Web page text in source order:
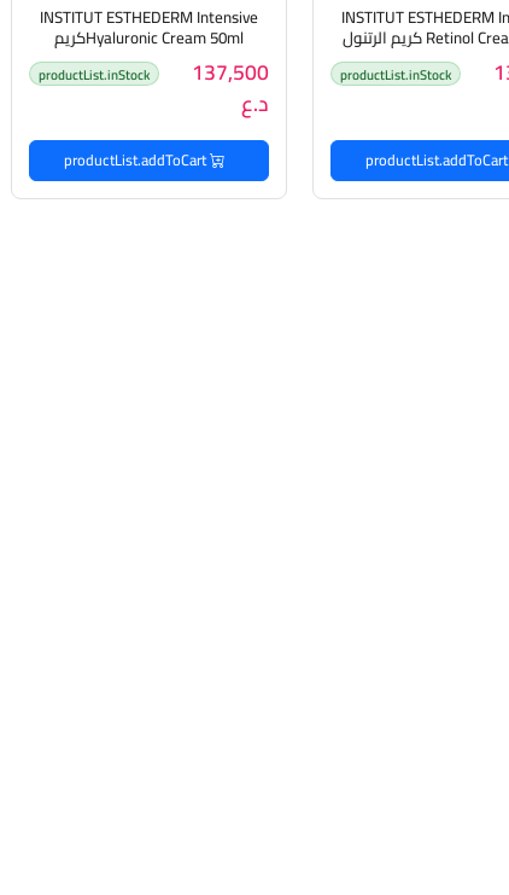
INSTITUT ESTHEDERM
Retinol Cream 50ml كريم الرتنول
المعالج للبشرة
productList.inStock
INSTITUT ESTHEDERM Intensive
Hyaluronic Cream 50mlكريم
الهايلرونك أسد المرطب للبشرة
137,500
د.ع
productList.inStock
productList.addToCart